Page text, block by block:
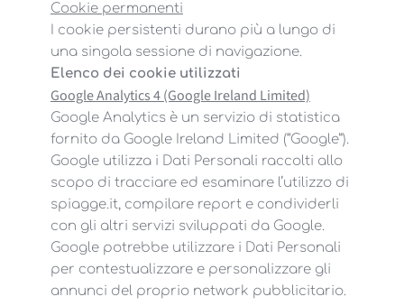
Cookie permanenti
I cookie persistenti durano più a lungo di
una singola sessione di navigazione.
Elenco dei cookie utilizzati
Google Analytics 4 (Google Ireland Limited)
Google Analytics è un servizio di statistica
fornito da Google Ireland Limited (“Google”).
Google utilizza i Dati Personali raccolti allo
scopo di tracciare ed esaminare l’utilizzo di
spiagge.it, compilare report e condividerli
con gli altri servizi sviluppati da Google.
Google potrebbe utilizzare i Dati Personali
per contestualizzare e personalizzare gli
annunci del proprio network pubblicitario.